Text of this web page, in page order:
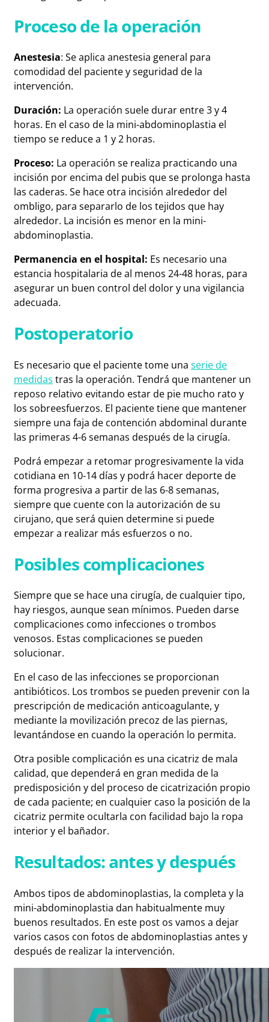
Proceso de la operación
Anestesia: Se aplica anestesia general para
comodidad del paciente y seguridad de la
intervención.
Duración: La operación suele durar entre 3 y 4
horas. En el caso de la mini-abdominoplastia el
tiempo se reduce a 1 y 2 horas.
Proceso: La operación se realiza practicando una
incisión por encima del pubis que se prolonga hasta
las caderas. Se hace otra incisión alrededor del
ombligo, para separarlo de los tejidos que hay
alrededor. La incisión es menor en la mini-
abdominoplastia.
Permanencia en el hospital: Es necesario una
estancia hospitalaria de al menos 24-48 horas, para
asegurar un buen control del dolor y una vigilancia
adecuada.
Postoperatorio
Es necesario que el paciente tome una serie de
medidas tras la operación. Tendrá que mantener un
reposo relativo evitando estar de pie mucho rato y
los sobreesfuerzos. El paciente tiene que mantener
siempre una faja de contención abdominal durante
las primeras 4-6 semanas después de la cirugía.
Podrá empezar a retomar progresivamente la vida
cotidiana en 10-14 días y podrá hacer deporte de
forma progresiva a partir de las 6-8 semanas,
siempre que cuente con la autorización de su
cirujano, que será quien determine si puede
empezar a realizar más esfuerzos o no.
Posibles complicaciones
Siempre que se hace una cirugía, de cualquier tipo,
hay riesgos, aunque sean mínimos. Pueden darse
complicaciones como infecciones o trombos
venosos. Estas complicaciones se pueden
solucionar.
En el caso de las infecciones se proporcionan
antibióticos. Los trombos se pueden prevenir con la
prescripción de medicación anticoagulante, y
mediante la movilización precoz de las piernas,
levantándose en cuando la operación lo permita.
Otra posible complicación es una cicatriz de mala
calidad, que dependerá en gran medida de la
predisposición y del proceso de cicatrización propio
de cada paciente; en cualquier caso la posición de la
cicatriz permite ocultarla con facilidad bajo la ropa
interior y el bañador.
Resultados: antes y después
Ambos tipos de abdominoplastias, la completa y la
mini-abdominoplastia dan habitualmente muy
buenos resultados. En este post os vamos a dejar
varios casos con fotos de abdominoplastias antes y
después de realizar la intervención.